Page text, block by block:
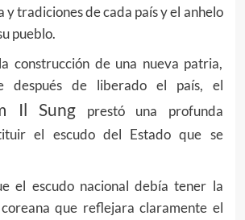
y tradiciones de cada país y el anhelo
pueblo.
construcción de una nueva patria,
después de liberado el país, el
Il Sung prestó una profunda
el escudo del Estado que se
el escudo nacional debía tener la
que reflejara claramente el